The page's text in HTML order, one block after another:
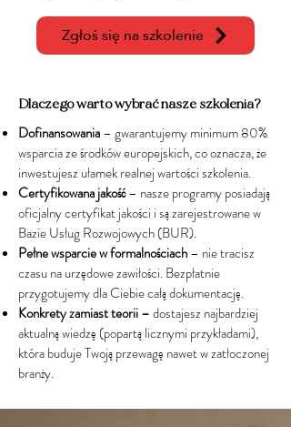
Zgłoś się na szkolenie
Dlaczego warto wybrać nasze szkolenia?
Dofinansowania– gwarantujemy minimum 80%
wsparcia ze środków europejskich, co oznacza, że
inwestujesz ułamek realnej wartości szkolenia.
Certyfikowana jakość– nasze programy posiadają
oficjalny certyfikat jakości i są zarejestrowane w
Bazie Usług Rozwojowych (BUR).
Pełne wsparcie w formalnościach– nie tracisz
czasu na urzędowe zawiłości. Bezpłatnie
przygotujemy dla Ciebie całą dokumentację.
Konkrety zamiast teorii –dostajesz najbardziej
aktualną wiedzę (popartą licznymi przykładami),
która buduje Twoją przewagę nawet w zatłoczonej
branży.